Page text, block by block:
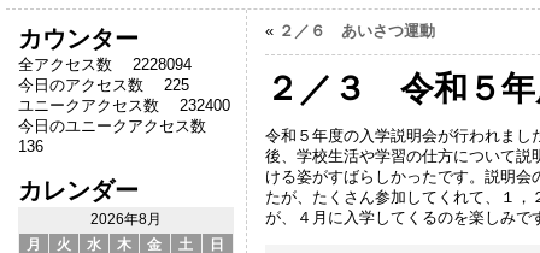
カウンター
全アクセス数 2228094
今日のアクセス数 225
ユニークアクセス数 232400
今日のユニークアクセス数
136
カレンダー
2026年8月
月
火 水 木 金 土 日
« ２／６ あいさつ運動
２／３ 令和５
令和５年度の入学説明会が行われま
後、学校生活や学習の仕方について
ける姿がすばらしかったです。説明
たが、たくさん参加してくれて、１
が、４月に入学してくるのを楽しみで